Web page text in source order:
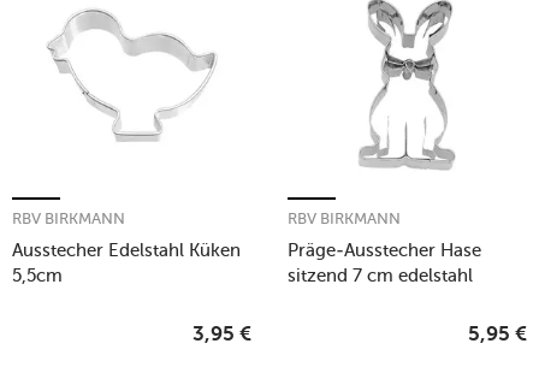
Ausstecher Edelstahl Küken
5,5cm
RBV BIRKMANN
3,95 €
Präge-Ausstecher Hase
sitzend 7 cm edelstahl
RBV BIRKMANN
5,95 €